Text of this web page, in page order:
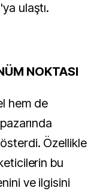
ulaştı.
NOKTASI
hem de
Özellikle
bu
ve ilgisini